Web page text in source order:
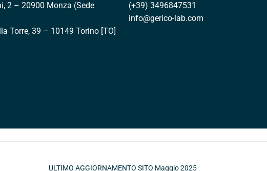
2 – 20900 Monza (Sede
Torre, 39 – 10149 Torino [TO]
(+39) 3496847531
info@gerico-lab.com
ULTIMO AGGIORNAMENTO SITO Maggio 2025